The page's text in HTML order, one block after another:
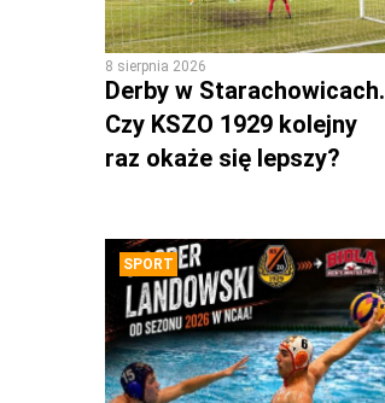
8 sierpnia 2026
Derby w Starachowicach.
Czy KSZO 1929 kolejny
raz okaże się lepszy?
SPORT